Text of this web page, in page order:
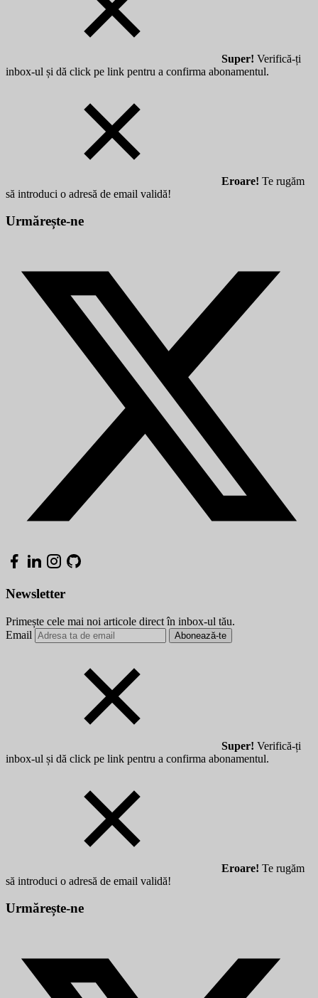
Super! Verifică-ți
inbox-ul și dă click pe link pentru a confirma abonamentul.
Eroare! Te rugăm
să introduci o adresă de email validă!
Urmărește-ne
Newsletter
Primește cele mai noi articole direct în inbox-ul tău.
Email
Abonează-te
Super! Verifică-ți
inbox-ul și dă click pe link pentru a confirma abonamentul.
Eroare! Te rugăm
să introduci o adresă de email validă!
Urmărește-ne